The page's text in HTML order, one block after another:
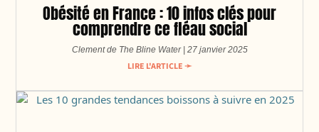
Obésité en France : 10 infos clés pour
comprendre ce fléau social
Clement de The Bline Water 27 janvier 2025
LIRE L'ARTICLE ➛